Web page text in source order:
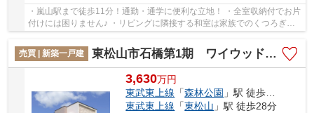
・嵐山駅まで徒歩11分！通勤・通学に便利な立地！ ・全室収納付でお片
付けには困りません♪ ・リビングに隣接する和室は家族でのくつろぎの
売買 | 新築一戸建
東松山市石橋第1期 ワイウッドコート 新築戸建 全5棟 2号棟
3,630万円
東武東上線 「森林公園 」駅 徒歩17分
東武東上線 「東松山 」駅 徒歩28分